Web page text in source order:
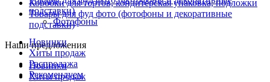
подставки)
Фотофоны
Новинки
Хиты продаж
Распродажа
Рекомендуем
Коробки для тортов, кондитерская упаковка, подложки
Товары для фуд фото (фотофоны и декоративные
подставки)
Наши предложения
Новинки
Хиты продаж